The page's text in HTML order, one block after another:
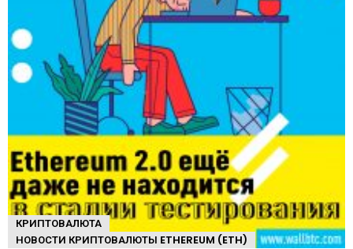
КРИПТОВАЛЮТА
НОВОСТИ КРИПТОВАЛЮТЫ ETHEREUM (ETH)